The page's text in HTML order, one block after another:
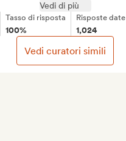
Vedi di più
Tasso di risposta
100%
Risposte date
1,024
Vedi curatori simili